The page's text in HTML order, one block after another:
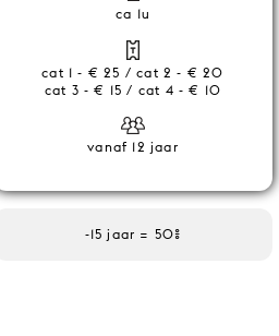
ca 1u
cat 1 - € 25 / cat 2 - € 20
cat 3 - € 15 / cat 4 - € 10
vanaf 12 jaar
-15 jaar = 50%